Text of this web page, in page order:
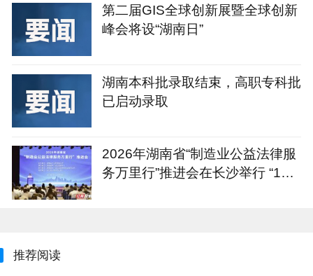
第二届GIS全球创新展暨全球创新
峰会将设“湖南日”
湖南本科批录取结束，高职专科批
已启动录取
2026年湖南省“制造业公益法律服
务万里行”推进会在长沙举行 “1+4
推荐阅读